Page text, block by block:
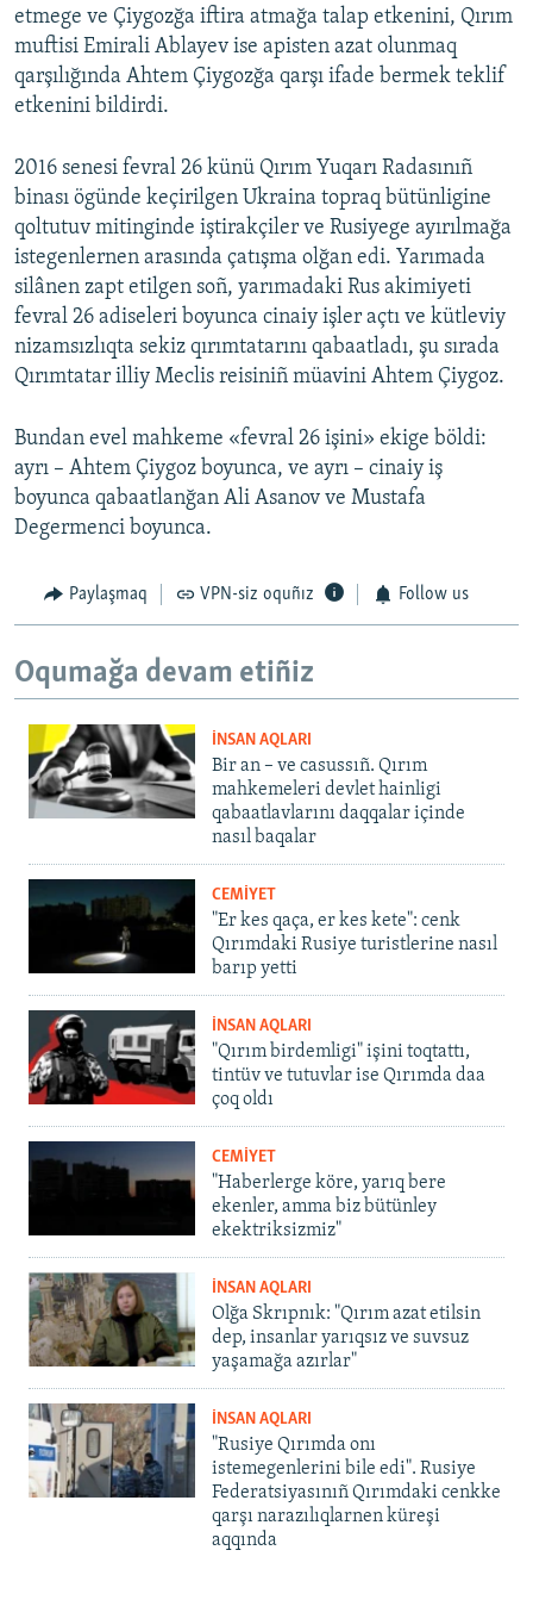
etmege ve Çiygozğa iftira atmağa talap etkenini, Qırım
muftisi Emirali Ablayev ise apisten azat olunmaq
qarşılığında Ahtem Çiygozğa qarşı ifade bermek teklif
etkenini bildirdi.
2016 senesi fevral 26 künü Qırım Yuqarı Radasınıñ
binası ögünde keçirilgen Ukraina topraq bütünligine
qoltutuv mitinginde iştirakçiler ve Rusiyege ayırılmağa
istegenlernen arasında çatışma olğan edi. Yarımada
silânen zapt etilgen soñ, yarımadaki Rus akimiyeti
fevral 26 adiseleri boyunca cinaiy işler açtı ve kütleviy
nizamsızlıqta sekiz qırımtatarını qabaatladı, şu sırada
Qırımtatar illiy Meclis reisiniñ müavini Ahtem Çiygoz.
Bundan evel mahkeme «fevral 26 işini» ekige böldi:
ayrı – Ahtem Çiygoz boyunca, ve ayrı – cinaiy iş
boyunca qabaatlanğan Ali Asanov ve Mustafa
Degermenci boyunca.
Paylaşmaq VPN-siz oquñız Follow us
Oqumağa devam etiñiz
İNSAN AQLARI
Bir an – ve casussıñ. Qırım
mahkemeleri devlet hainligi
qabaatlavlarını daqqalar içinde
nasıl baqalar
CEMİYET
"Er kes qaça, er kes kete": cenk
Qırımdaki Rusiye turistlerine nasıl
barıp yetti
İNSAN AQLARI
"Qırım birdemligi" işini toqtattı,
tintüv ve tutuvlar ise Qırımda daa
çoq oldı
CEMİYET
"Haberlerge köre, yarıq bere
ekenler, amma biz bütünley
ekektriksizmiz"
İNSAN AQLARI
Olğa Skrıpnık: "Qırım azat etilsin
dep, insanlar yarıqsız ve suvsuz
yaşamağa azırlar"
İNSAN AQLARI
"Rusiye Qırımda onı
istemegenlerini bile edi". Rusiye
Federatsiyasınıñ Qırımdaki cenkke
qarşı narazılıqlarnen küreşi
aqqında